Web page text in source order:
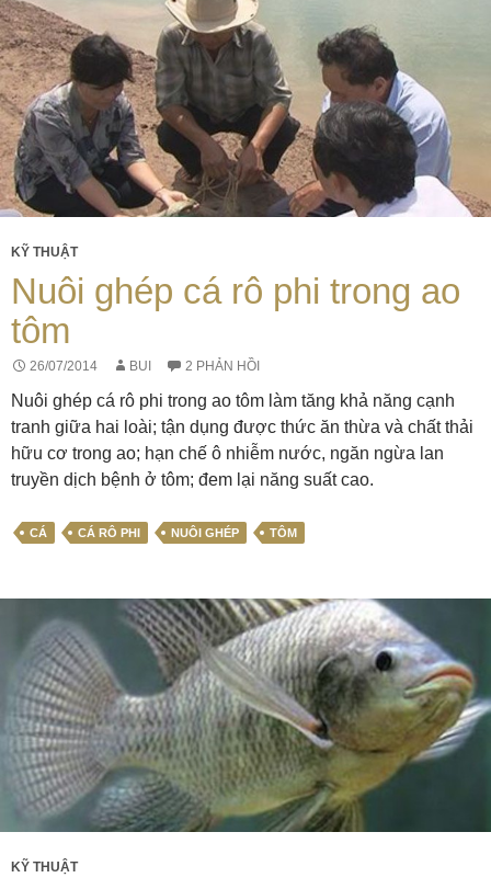
KỸ THUẬT
Nuôi ghép cá rô phi trong ao
tôm
26/07/2014 BUI 2 PHẢN HỒI
Nuôi ghép cá rô phi trong ao tôm làm tăng khả năng cạnh
tranh giữa hai loài; tận dụng được thức ăn thừa và chất thải
hữu cơ trong ao; hạn chế ô nhiễm nước, ngăn ngừa lan
truyền dịch bệnh ở tôm; đem lại năng suất cao.
CÁ CÁ RÔ PHI NUÔI GHÉP TÔM
KỸ THUẬT